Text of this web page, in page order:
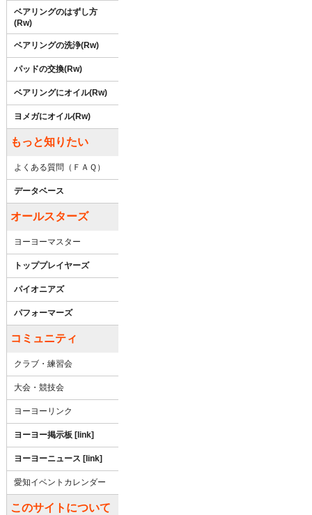
ベアリングのはずし方
(Rw)
ベアリングの洗浄(Rw)
パッドの交換(Rw)
ベアリングにオイル(Rw)
ヨメガにオイル(Rw)
もっと知りたい
よくある質問（ＦＡＱ）
データベース
オールスターズ
ヨーヨーマスター
トッププレイヤーズ
パイオニアズ
パフォーマーズ
コミュニティ
クラブ・練習会
大会・競技会
ヨーヨーリンク
ヨーヨー掲示板 [link]
ヨーヨーニュース [link]
愛知イベントカレンダー
このサイトについて